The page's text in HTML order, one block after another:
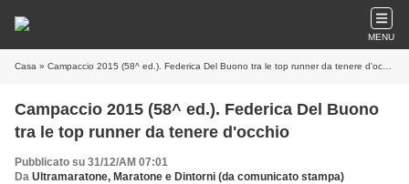
MENU
Casa » Campaccio 2015 (58^ ed.). Federica Del Buono tra le top runner da tenere d'occhio
Campaccio 2015 (58^ ed.). Federica Del Buono
tra le top runner da tenere d'occhio
Pubblicato su 31/12/AM 07:01
Da Ultramaratone, Maratone e Dintorni (da comunicato stampa)